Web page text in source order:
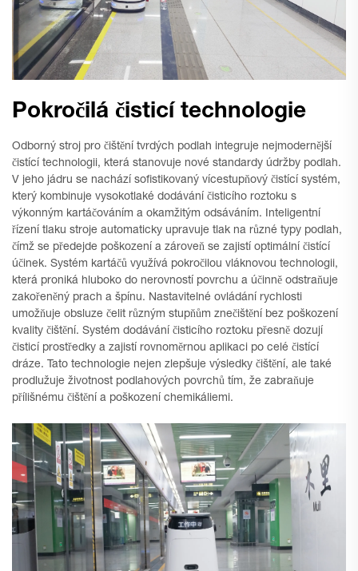
Pokročilá čisticí technologie
Odborný stroj pro čištění tvrdých podlah integruje nejmodernější
čistící technologii, která stanovuje nové standardy údržby podlah.
V jeho jádru se nachází sofistikovaný vícestupňový čistící systém,
který kombinuje vysokotlaké dodávání čisticího roztoku s
výkonným kartáčováním a okamžitým odsáváním. Inteligentní
řízení tlaku stroje automaticky upravuje tlak na různé typy podlah,
čímž se předejde poškození a zároveň se zajistí optimální čistící
účinek. Systém kartáčů využívá pokročilou vláknovou technologii,
která proniká hluboko do nerovností povrchu a účinně odstraňuje
zakořeněný prach a špínu. Nastavitelné ovládání rychlosti
umožňuje obsluze čelit různým stupňům znečištění bez poškození
kvality čištění. Systém dodávání čisticího roztoku přesně dozují
čisticí prostředky a zajistí rovnoměrnou aplikaci po celé čistící
dráze. Tato technologie nejen zlepšuje výsledky čištění, ale také
prodlužuje životnost podlahových povrchů tím, že zabraňuje
přílišnému čištění a poškození chemikáliemi.